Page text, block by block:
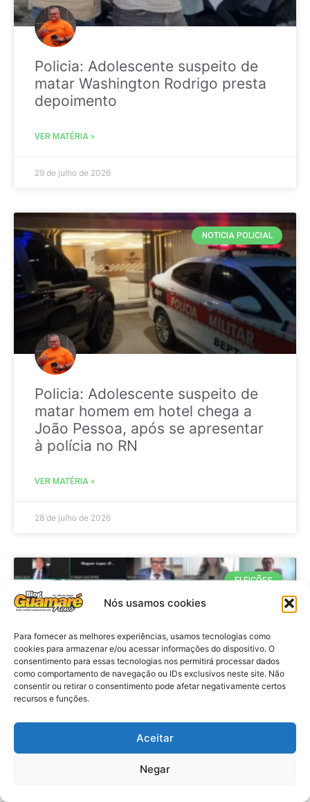
Nós usamos cookies
Para fornecer as melhores experiências, usamos tecnologias como
cookies para armazenar e/ou acessar informações do dispositivo. O
consentimento para essas tecnologias nos permitirá processar dados
como comportamento de navegação ou IDs exclusivos neste site. Não
consentir ou retirar o consentimento pode afetar negativamente certos
recursos e funções.
Aceitar
Negar
Policia: Adolescente suspeito de
matar Washington Rodrigo presta
depoimento
VER MATÉRIA »
29 de julho de 2026
NOTICIA POLICIAL
Policia: Adolescente suspeito de
matar homem em hotel chega a
João Pessoa, após se apresentar
à polícia no RN
VER MATÉRIA »
28 de julho de 2026
ELEIÇÕES
Eleições 2026: procuradores e
promotores eleitorais realizam
reunião de alinhamento no RN